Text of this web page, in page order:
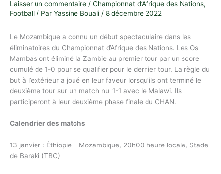
Laisser un commentaire / Championnat d’Afrique des Nations,
Football / Par Yassine Bouali / 8 décembre 2022
Le Mozambique a connu un début spectaculaire dans les
éliminatoires du Championnat d’Afrique des Nations. Les Os
Mambas ont éliminé la Zambie au premier tour par un score
cumulé de 1-0 pour se qualifier pour le dernier tour. La règle du
but à l’extérieur a joué en leur faveur lorsqu’ils ont terminé le
deuxième tour sur un match nul 1-1 avec le Malawi. Ils
participeront à leur deuxième phase finale du CHAN.
Calendrier des matchs
13 janvier : Éthiopie – Mozambique, 20h00 heure locale, Stade
de Baraki (TBC)